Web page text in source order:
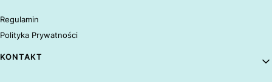
Regulamin
Polityka Prywatności
KONTAKT